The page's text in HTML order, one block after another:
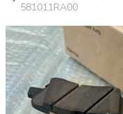
581011RA00